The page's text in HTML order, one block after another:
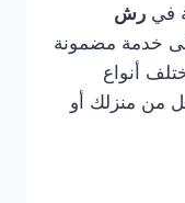
في رش
خدمة مضمونة
أنواع
من منزلك أو